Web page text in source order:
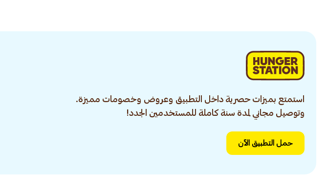
استمتع بميزات حصرية داخل التطبيق وعروض وخصومات مميزة.
وتوصيل مجاني لمدة سنة كاملة للمستخدمين الجدد!
حمل التطبيق الآن